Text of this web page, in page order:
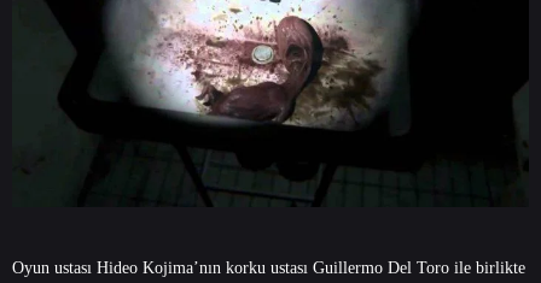
Oyun ustası Hideo Kojima’nın korku ustası Guillermo Del Toro ile birlikte